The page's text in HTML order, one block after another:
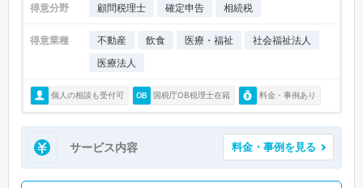
得意分野 顧問税理士 確定申告 相続税
得意業種 不動産 飲食 医療・福祉
社会福祉法人
医療法人
個人の相談も受付可 国税庁OB税理士在籍 料金・事例あり
サービス内容 料金・事例を見る